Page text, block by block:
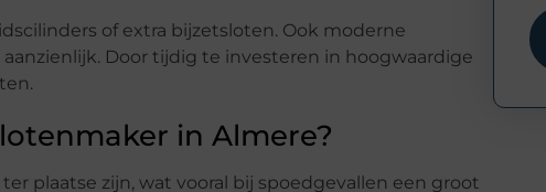
of extra bijzetsloten. Ook moderne
Door tijdig te investeren in hoogwaardige
in Almere?
plaatse zijn, wat vooral bij spoedgevallen een groot